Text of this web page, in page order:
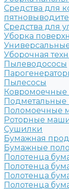
Средства для
Средства для
Уборка
Уборочная
Пылеводососы
Пылесосы
Поломоечные
Роторные
Сушилки
Бумажная
Бумажные
Полотенца
Полотенца
Полотенца
Полотенца